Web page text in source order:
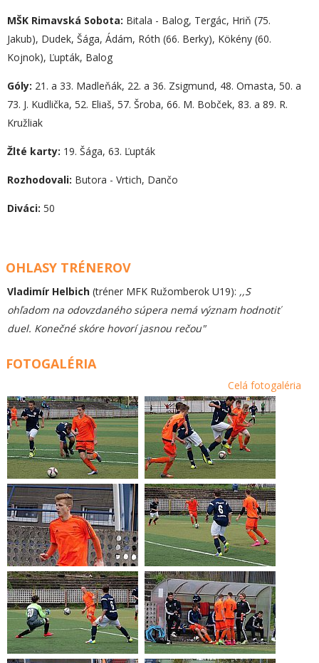
MŠK Rimavská Sobota: Bitala - Balog, Tergác, Hriň (75.
Jakub), Dudek, Šága, Ádám, Róth (66. Berky), Kökény (60.
Kojnok), Ľupták, Balog
Góly: 21. a 33. Madleňák, 22. a 36. Zsigmund, 48. Omasta, 50. a
73. J. Kudlička, 52. Eliaš, 57. Šroba, 66. M. Bobček, 83. a 89. R.
Kružliak
Žlté karty: 19. Šága, 63. Ľupták
Rozhodovali: Butora - Vrtich, Dančo
Diváci: 50
OHLASY TRÉNEROV
Vladimír Helbich (tréner MFK Ružomberok U19): ,,S
ohľadom na odovzdaného súpera nemá význam hodnotiť
duel. Konečné skóre hovorí jasnou rečou"
FOTOGALÉRIA
Celá fotogaléria